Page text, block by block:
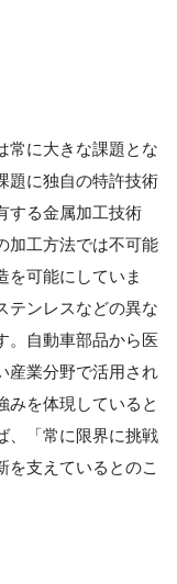
常に大きな課題とな
題に独自の特許技術
する金属加工技術
加工方法では不可能
を可能にしていま
テンレスなどの異な
。自動車部品から医
産業分野で活用され
みを体現していると
、「常に限界に挑戦
を支えているとのこ